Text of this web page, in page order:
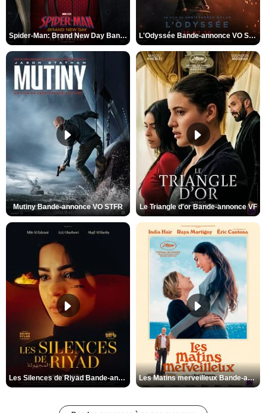
Spider-Man: Brand New Day Bande-annonce VO STFR L'Odyssée Bande-annonce VO STFR
Mutiny Bande-annonce VO STFR Le Triangle d'or Bande-annonce VF
Les Silences de Riyad Bande-annonce VO STFR Les Matins merveilleux Bande-annonce VF